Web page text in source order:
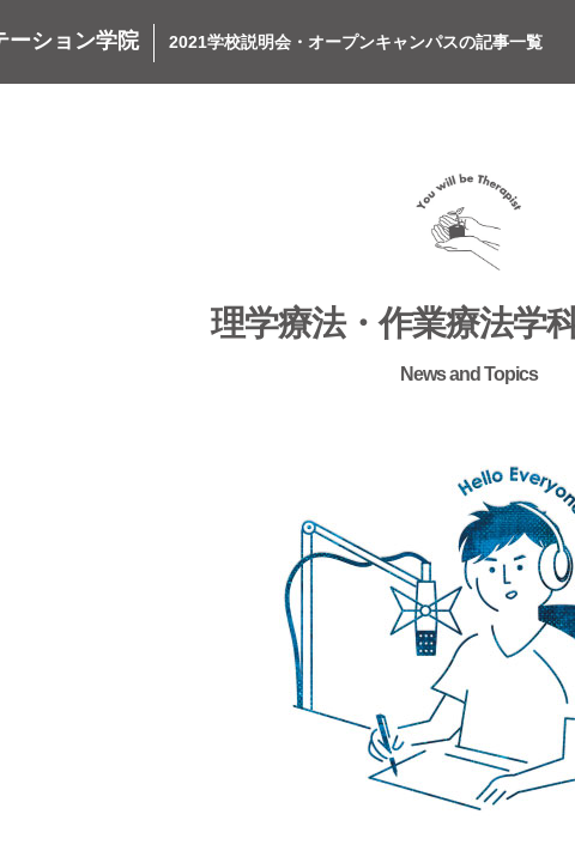
ーション学院 2021学校説明会・オープンキャンパスの記事一覧
理学療法・作業療法学
News and Topics